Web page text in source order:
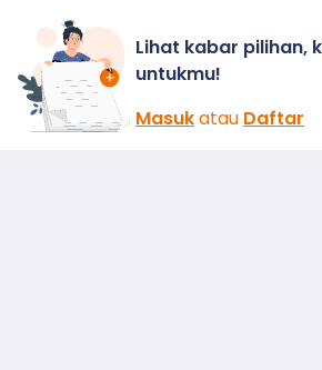
Lihat kabar pilihan,
untukmu!
Masukatau Daftar